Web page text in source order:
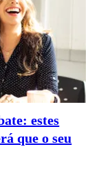
estes
que o seu